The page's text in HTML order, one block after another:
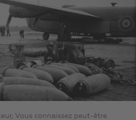
Vous connaissez peut-être